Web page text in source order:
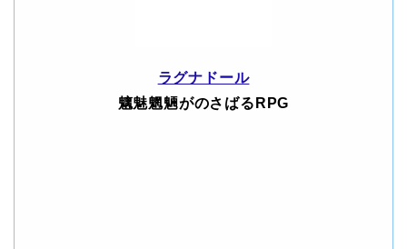
ラグナドール
魑魅魍魎がのさばるRPG